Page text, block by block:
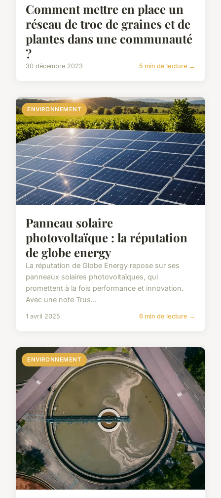
Comment mettre en place un
réseau de troc de graines et de
plantes dans une communauté
?
30 décembre 2023 5 min de lecture →
ENVIRONNEMENT
Panneau solaire
photovoltaïque : la réputation
de globe energy
La réputation de Globe Energy repose sur ses
panneaux solaires photovoltaïques, qui
promettent à la fois performance et innovation.
Avec une note Trus...
1 avril 2025 6 min de lecture →
ENVIRONNEMENT